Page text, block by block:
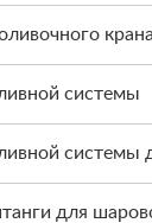
крана
системы
системы
для